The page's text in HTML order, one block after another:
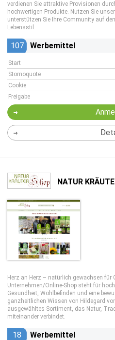
verdienen Sie attraktive Provisionen
hochwertigen Produkte. Nutzen Sie
unterstützen Sie Ihre Community auf
Lebensstil.
107 Werbemittel
Start
Stornoquote
Cookie
Freigabe
NATUR
Herz an Herz – natürlich gewachsen für
Unternehmen/Online-Shop steht für
Gesundheit, Wohlbefinden und eine
ganzheitlichen Wissen von Hildegard
ausgewähltes Sortiment, das Natur,
miteinander verbindet.
18 Werbemittel